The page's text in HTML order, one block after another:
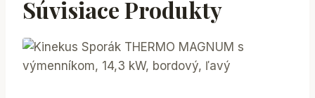
Súvisiace Produkty